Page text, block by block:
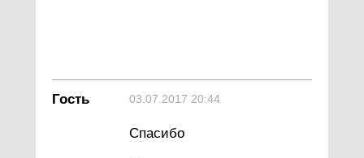
Гость 03.07.2017 20:44
Спасибо